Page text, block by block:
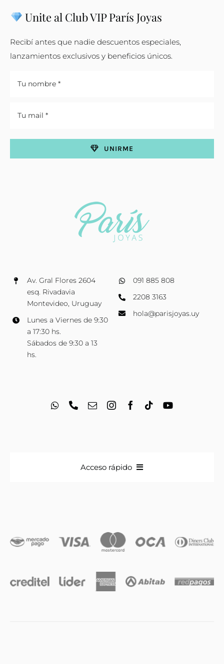
Av. Gral Flores 2604
esq. Rivadavia
Montevideo, Uruguay
Lunes a Viernes de 9:30
a 17:30 hs.
Sábados de 9:30 a 13
hs.
091 885 808
2208 3163
hola@parisjoyas.uy
Unite al Club VIP París Joyas
Recibí antes que nadie descuentos especiales,
lanzamientos exclusivos y beneficios únicos.
UNIRME
Acceso rápido
Iniciales